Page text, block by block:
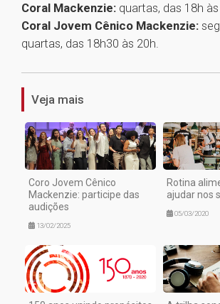
Coral Mackenzie: quartas, das 18h
Coral Jovem Cênico Mackenzie:
quartas, das 18h30 às 20h.1
Veja mais
Coro Jovem Cênico
Mackenzie: participe das
audições
13/02/2025
Rotina
ajudar nos
05/03/2020